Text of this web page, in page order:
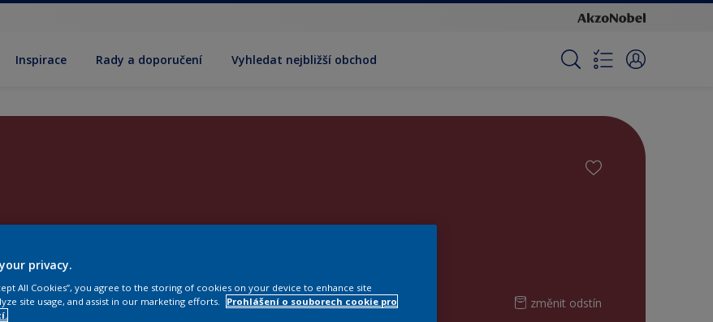
Inspirace Rady a doporučení Vyhledat nejbližší obchod
změnit odstín
privacy.
All Cookies”, you agree to the storing of cookies on your device to enhance site
site usage, and assist in our marketing efforts.
Prohlášení o souborech cookie pro